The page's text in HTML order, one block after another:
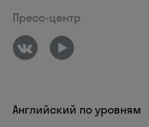
Пресс-центр
Английский по уровням